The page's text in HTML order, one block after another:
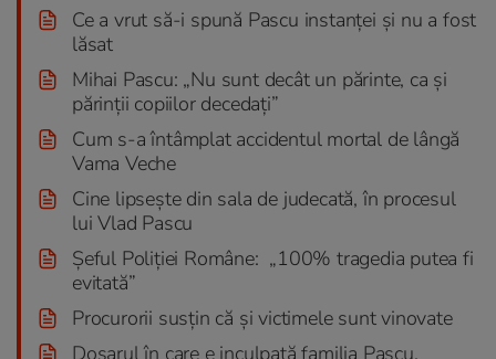
Ce a vrut să-i spună Pascu instanţei şi nu a fost
lăsat
Mihai Pascu: „Nu sunt decât un părinte, ca şi
părinții copiilor decedați”
Cum s-a întâmplat accidentul mortal de lângă
Vama Veche
Cine lipseşte din sala de judecată, în procesul
lui Vlad Pascu
Șeful Poliției Române: „100% tragedia putea fi
evitată”
Procurorii susțin că şi victimele sunt vinovate